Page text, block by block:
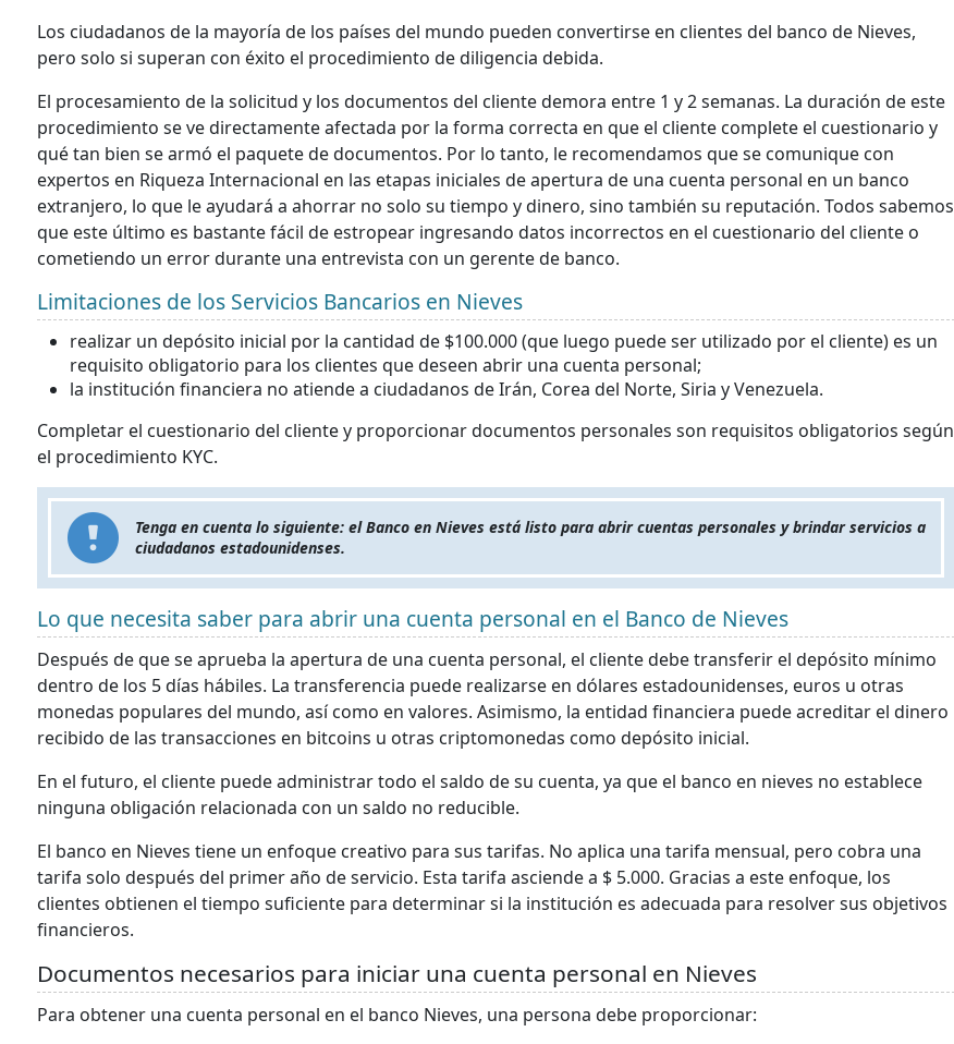
Los ciudadanos de la mayoría de los países del mundo pueden convertirse en clientes del banco de Nieves,
pero solo si superan con éxito el procedimiento de diligencia debida.
El procesamiento de la solicitud y los documentos del cliente demora entre 1 y 2 semanas. La duración de este
procedimiento se ve directamente afectada por la forma correcta en que el cliente complete el cuestionario y
qué tan bien se armó el paquete de documentos. Por lo tanto, le recomendamos que se comunique con
expertos en Riqueza Internacional en las etapas iniciales de apertura de una cuenta personal en un banco
extranjero, lo que le ayudará a ahorrar no solo su tiempo y dinero, sino también su reputación. Todos sabemos
que este último es bastante fácil de estropear ingresando datos incorrectos en el cuestionario del cliente o
cometiendo un error durante una entrevista con un gerente de banco.
Limitaciones de los Servicios Bancarios en Nieves
realizar un depósito inicial por la cantidad de $100.000 (que luego puede ser utilizado por el cliente) es un
requisito obligatorio para los clientes que deseen abrir una cuenta personal;
la institución financiera no atiende a ciudadanos de Irán, Corea del Norte, Siria y Venezuela.
Completar el cuestionario del cliente y proporcionar documentos personales son requisitos obligatorios según
el procedimiento KYC.
Tenga en cuenta lo siguiente: el Banco en Nieves está listo para abrir cuentas personales y brindar servicios a
ciudadanos estadounidenses.
Lo que necesita saber para abrir una cuenta personal en el Banco de Nieves
Después de que se aprueba la apertura de una cuenta personal, el cliente debe transferir el depósito mínimo
dentro de los 5 días hábiles. La transferencia puede realizarse en dólares estadounidenses, euros u otras
monedas populares del mundo, así como en valores. Asimismo, la entidad financiera puede acreditar el dinero
recibido de las transacciones en bitcoins u otras criptomonedas como depósito inicial.
En el futuro, el cliente puede administrar todo el saldo de su cuenta, ya que el banco en nieves no establece
ninguna obligación relacionada con un saldo no reducible.
El banco en Nieves tiene un enfoque creativo para sus tarifas. No aplica una tarifa mensual, pero cobra una
tarifa solo después del primer año de servicio. Esta tarifa asciende a $ 5.000. Gracias a este enfoque, los
clientes obtienen el tiempo suficiente para determinar si la institución es adecuada para resolver sus objetivos
financieros.
Documentos necesarios para iniciar una cuenta personal en Nieves
Para obtener una cuenta personal en el banco Nieves, una persona debe proporcionar: